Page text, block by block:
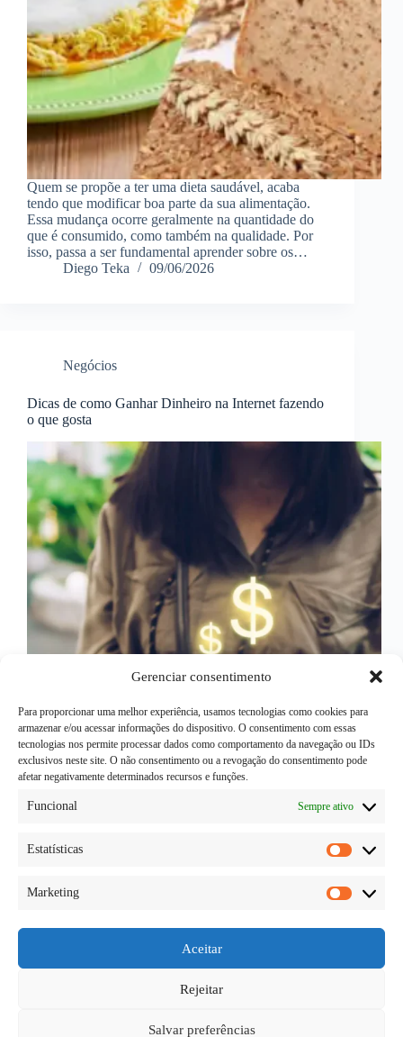
Gerenciar consentimento
Para proporcionar uma melhor experiência, usamos tecnologias como cookies para
armazenar e/ou acessar informações do dispositivo. O consentimento com essas
tecnologias nos permite processar dados como comportamento da navegação ou IDs
exclusivos neste site. O não consentimento ou a revogação do consentimento pode
afetar negativamente determinados recursos e funções.
Funcional Sempre ativo
Estatísticas
Marketing
Aceitar
Rejeitar
Salvar preferências
Quem se propõe a ter uma dieta saudável, acaba
tendo que modificar boa parte da sua alimentação.
Essa mudança ocorre geralmente na quantidade do
que é consumido, como também na qualidade. Por
isso, passa a ser fundamental aprender sobre os…
Diego Teka
09/06/2026
Negócios
Dicas de como Ganhar Dinheiro na Internet fazendo
o que gosta
Ganhar dinheiro na internet está se transformando
meio para conseguir trabalhar com o que gostam,
demonstrar como…
Diego Teka